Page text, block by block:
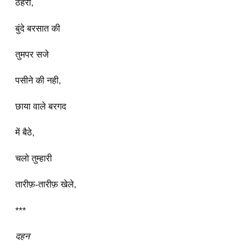
ठहरो,
बुंदे बरसात की
तुमपर सजे
पसीने की नही,
छाया वाले बरगद
में बैठे,
चलो तुम्हारी
तारीफ़-तारीफ़ खेले,
***
दहन